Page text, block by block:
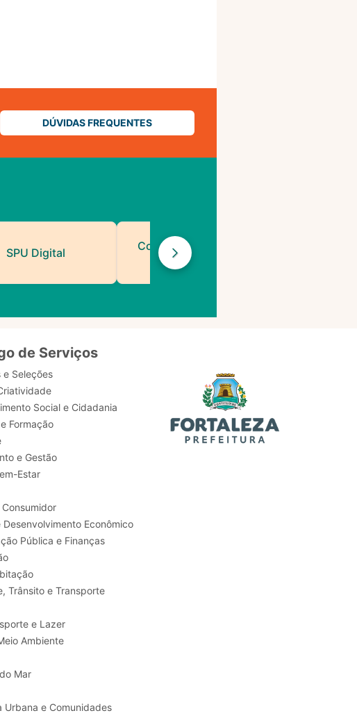
DÚVIDAS FREQUENTES
SPU Digital
Contatos de Protocolo
da PMF
de Serviços
e Seleções
Social e Cidadania
Formação
e Gestão
Estar
Trabalho e Desenvolvimento Econômico
Pública e Finanças
Trânsito e Transporte
Turismo, Esporte e Lazer
Ambiente
Mar
Urbana e Comunidades